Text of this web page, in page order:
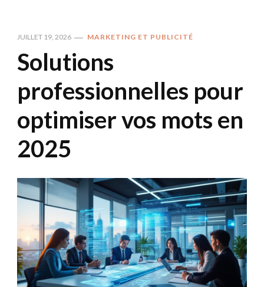
JUILLET 19, 2026 MARKETING ET PUBLICITÉ
Solutions
professionnelles pour
optimiser vos mots en
2025